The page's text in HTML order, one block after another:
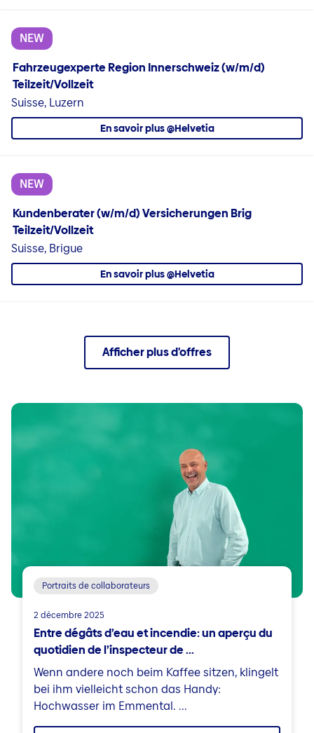
NEW
Fahrzeugexperte Region Innerschweiz (w/m/d)
Teilzeit/Vollzeit
Suisse, Luzern
En savoir plus @Helvetia
NEW
Kundenberater (w/m/d) Versicherungen Brig
Teilzeit/Vollzeit
Suisse, Brigue
En savoir plus @Helvetia
Afficher plus d'offres
Portraits de collaborateurs
2 décembre 2025
Entre dégâts d’eau et incendie: un aperçu du
quotidien de l’inspecteur de ...
Wenn andere noch beim Kaffee sitzen, klingelt
bei ihm vielleicht schon das Handy:
Hochwasser im Emmental. ...